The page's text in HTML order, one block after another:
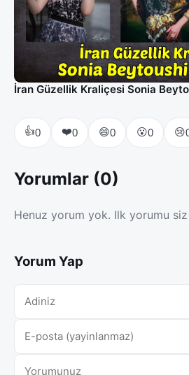
İran Güzellik Kraliçesi Sonia
👍0 ❤️0 😄0 😮0 😢
Yorumlar (0)
Henuz yorum yok. Ilk yorumu
Yorum Yap